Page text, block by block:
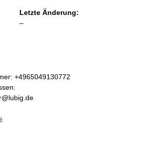
Letzte Änderung:
–l
+4965049130772